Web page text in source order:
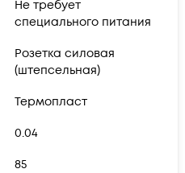
Не требует
специального питания
Розетка силовая
(штепсельная)
Термопласт
0.04
85